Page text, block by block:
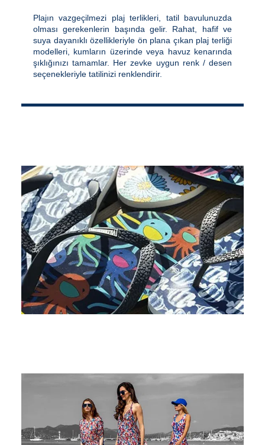
Plajın vazgeçilmezi plaj terlikleri, tatil bavulunuzda
olması gerekenlerin başında gelir. Rahat, hafif ve
suya dayanıklı özellikleriyle ön plana çıkan plaj terliği
modelleri, kumların üzerinde veya havuz kenarında
şıklığınızı tamamlar. Her zevke uygun renk / desen
seçenekleriyle tatilinizi renklendirir.